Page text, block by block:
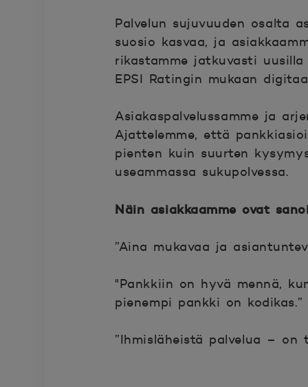
Palvelun sujuvuuden osalta
suosio kasvaa, ja
rikastamme jatkuvasti
EPSI Ratingin mukaan
Asiakaspalvelussamme ja
Ajattelemme, että
pienten kuin suurten
useammassa sukupolvessa.
Näin asiakkaamme ovat
”Aina mukavaa ja
"Pankkiin on hyvä mennä,
pienempi pankki on kodikas.”
”Ihmisläheistä palvelua – on